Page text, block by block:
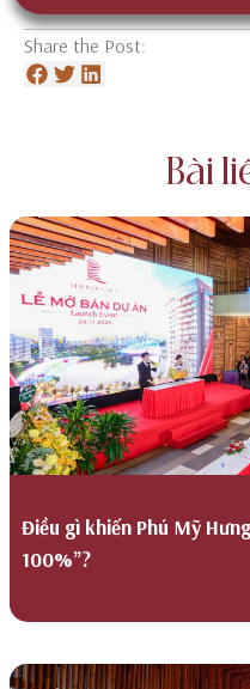
Share the Post:
Bài
Điều gì khiến Phú Mỹ
100%”?